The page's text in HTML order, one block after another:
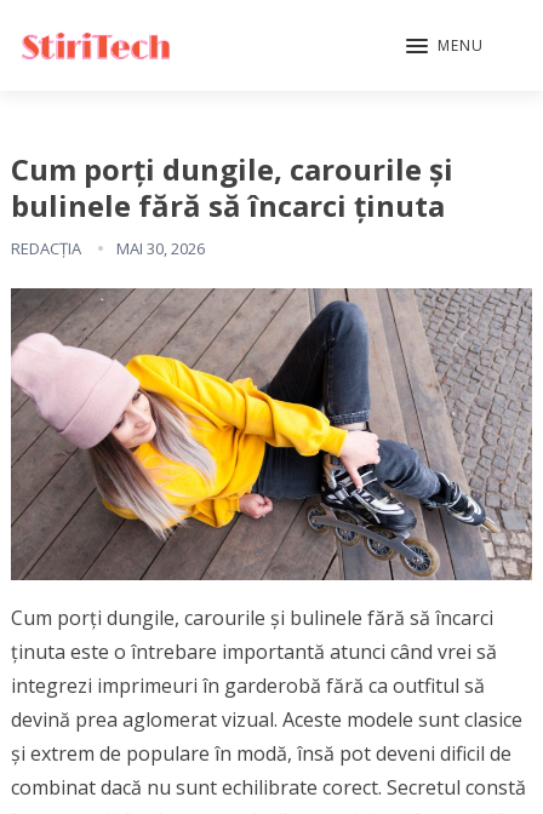
MENU
Cum porți dungile, carourile și
bulinele fără să încarci ținuta
REDACȚIA MAI 30, 2026
Cum porți dungile, carourile și bulinele fără să încarci
ținuta este o întrebare importantă atunci când vrei să
integrezi imprimeuri în garderobă fără ca outfitul să
devină prea aglomerat vizual. Aceste modele sunt clasice
și extrem de populare în modă, însă pot deveni dificil de
combinat dacă nu sunt echilibrate corect. Secretul constă